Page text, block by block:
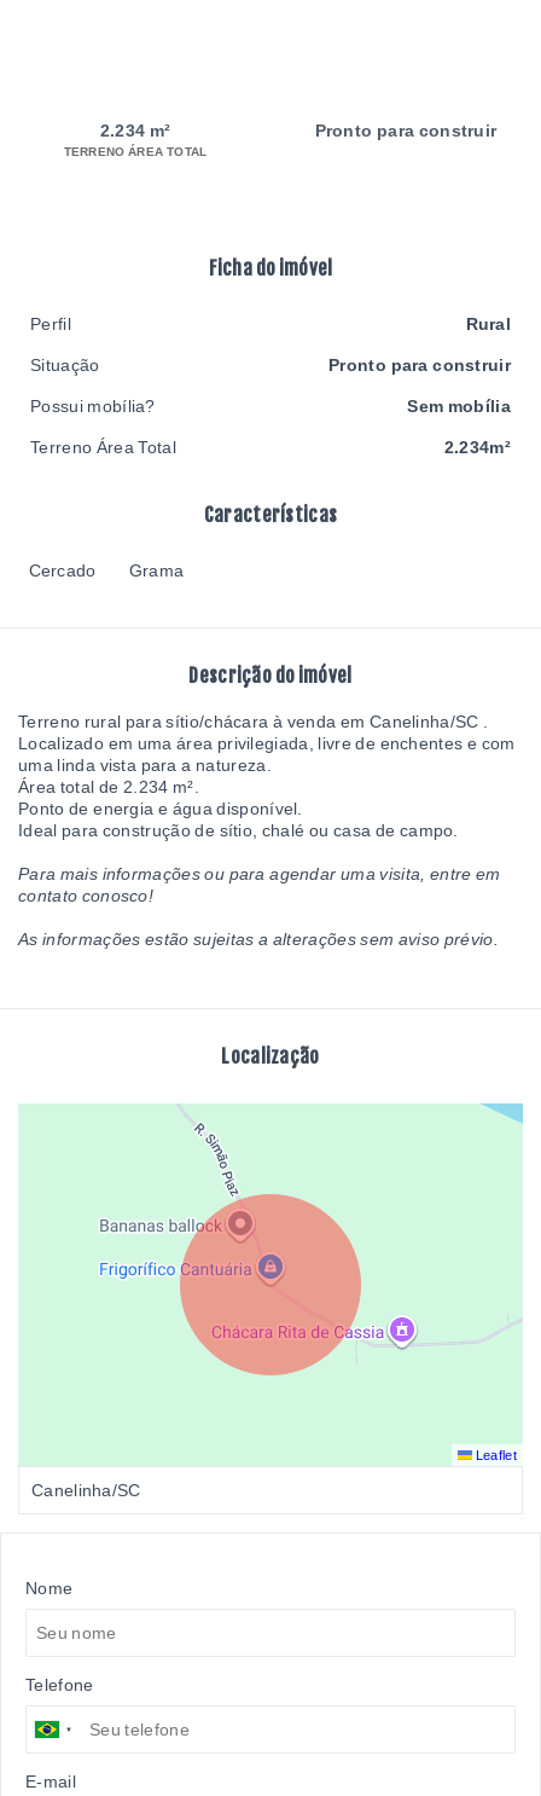
2.234 m²
TERRENO ÁREA TOTAL
Pronto para construir
Características
Cercado Grama
Descrição do imóvel
Terreno rural para sítio/chácara à venda em Canelinha/SC .
Localizado em uma área privilegiada, livre de enchentes e com
uma linda vista para a natureza.
Área total de 2.234 m².
Ponto de energia e água disponível.
Ideal para construção de sítio, chalé ou casa de campo.
Para mais informações ou para agendar uma visita, entre em
contato conosco!
As informações estão sujeitas a alterações sem aviso prévio.
Localização
Leaflet
Canelinha/SC
Ficha do imóvel
Perfil Rural
Situação Pronto para construir
Possui mobília? Sem mobília
Terreno Área Total 2.234m²
Nome
Telefone
E-mail